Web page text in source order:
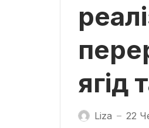
ягід
Liza — 22